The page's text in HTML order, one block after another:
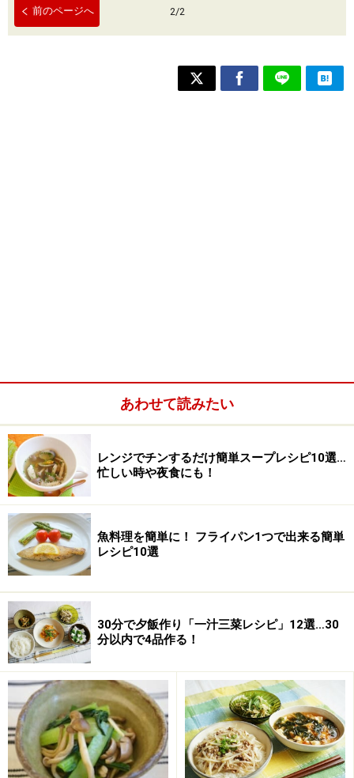
前のページへ 2/2
あわせて読みたい
レンジでチンするだけ簡単スープレシピ10選…
忙しい時や夜食にも！
魚料理を簡単に！ フライパン1つで出来る簡単
レシピ10選
30分で夕飯作り「一汁三菜レシピ」12選…30
分以内で4品作る！